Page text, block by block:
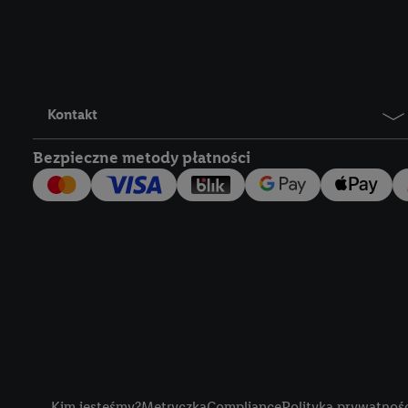
Kontakt
Bezpieczne metody płatności
Lidl Plus, możemy
wymienionych
następnie
użytkownika w
my i jeden z innych
Użytkownik upoważnia
usługach Lidl. Utiq
tak, Utiq udostępni
numeru
wykorzystany do
szczególności
obsługiwanych przez
korzystanie z
lub